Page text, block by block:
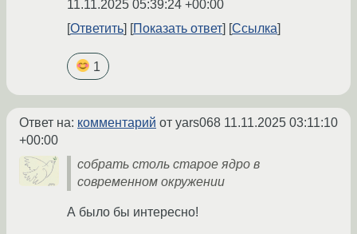
11.11.2025 05:39:24 +00:00
Ответить
Показать ответ Ссылка
1
Ответ на: комментарий от yars068 11.11.2025 03:11:10
+00:00
собрать столь старое ядро в
современном окружении
А было бы интересно!